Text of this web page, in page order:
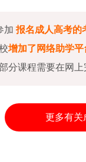
加 报名成人高考的
增加了网络助学平
分课程需要在网
更多有关